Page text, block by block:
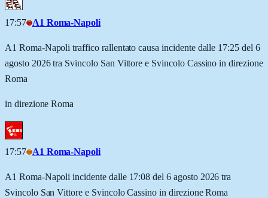
17:57 A1 Roma-Napoli
A1 Roma-Napoli traffico rallentato causa incidente dalle 17:25 del 6
agosto 2026 tra Svincolo San Vittore e Svincolo Cassino in direzione
Roma
in direzione Roma
17:57 A1 Roma-Napoli
A1 Roma-Napoli incidente dalle 17:08 del 6 agosto 2026 tra
Svincolo San Vittore e Svincolo Cassino in direzione Roma